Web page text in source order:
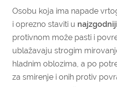
Osobu koja ima napade
i oprezno staviti u
protivnom može pasti i
ublažavaju strogim
hladnim oblozima, a po
za smirenje i onih protiv